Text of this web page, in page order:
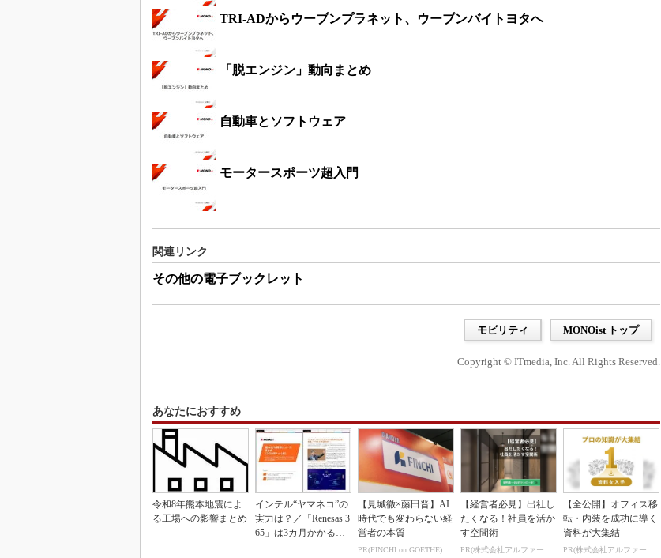
TRI-ADからウーブンプラネット、ウーブンバイトヨタへ
「脱エンジン」動向まとめ
自動車とソフトウェア
モータースポーツ超入門
関連リンク
その他の電子ブックレット
モビリティ MONOist トップ
Copyright © ITmedia, Inc. All Rights Reserved.
あなたにおすすめ
令和8年熊本地震によ
る工場への影響まとめ
インテル“ヤマネコ”の
実力は？／「Renesas 3
65」は3カ月かかる作
【見城徹×藤田晋】AI
時代でも変わらない経
営者の本質
PR(FINCHI on GOETHE)
【経営者必見】出社し
たくなる！社員を活か
す空間術
PR(株式会社アルファーテクノ)
【全公開】オフィス移
転・内装を成功に導く
資料が大集結
PR(株式会社アルファーテクノ)